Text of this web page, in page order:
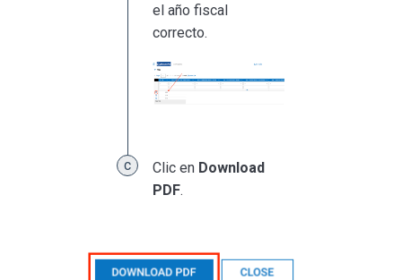
el año fiscal
correcto.
Clic en Download
PDF.